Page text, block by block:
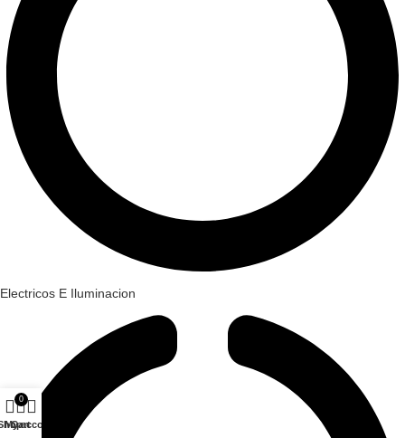
Electricos E Iluminacion
0
Cart
My account